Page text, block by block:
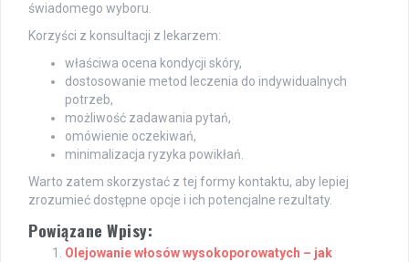
świadomego wyboru.
Korzyści z konsultacji z lekarzem:
właściwa ocena kondycji skóry,
dostosowanie metod leczenia do indywidualnych
potrzeb,
możliwość zadawania pytań,
omówienie oczekiwań,
minimalizacja ryzyka powikłań.
Warto zatem skorzystać z tej formy kontaktu, aby lepiej
zrozumieć dostępne opcje i ich potencjalne rezultaty.
Powiązane Wpisy:
Olejowanie włosów wysokoporowatych – jak